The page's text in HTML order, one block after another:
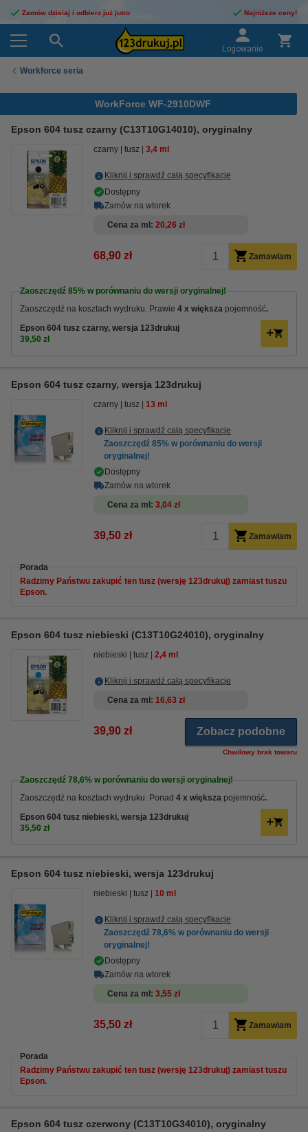
Zamów dzisiaj i odbierz już jutro Najniższe ceny!
Logowanie
Workforce seria
WorkForce WF-2910DWF
Epson 604 tusz czarny (C13T10G14010), oryginalny
czarny tusz 3,4 ml
Kliknij i sprawdź całą specyfikacje
Dostępny
Zamów na wtorek
Cena za ml
20,26 zł
68,90 zł Zamawiam
Zaoszczędź 85% w porównaniu do wersji oryginalnej!
Zaoszczędź na kosztach wydruku. Prawie 4 x większa pojemność.
Epson 604 tusz czarny, wersja 123drukuj
39,50 zł
Epson 604 tusz czarny, wersja 123drukuj
czarny tusz 13 ml
Kliknij i sprawdź całą specyfikacje
Zaoszczędź 85% w porównaniu do wersji
oryginalnej!
Dostępny
Zamów na wtorek
Cena za ml
3,04 zł
39,50 zł Zamawiam
Porada
Radzimy Państwu zakupić ten tusz (wersję 123drukuj) zamiast tuszu
Epson.
Epson 604 tusz niebieski (C13T10G24010), oryginalny
niebieski tusz 2,4 ml
Kliknij i sprawdź całą specyfikacje
Cena za ml
16,63 zł
39,90 zł Zobacz podobne
Chwilowy brak towaru
Zaoszczędź 78,6% w porównaniu do wersji oryginalnej!
Zaoszczędź na kosztach wydruku. Ponad 4 x większa pojemność.
Epson 604 tusz niebieski, wersja 123drukuj
35,50 zł
Epson 604 tusz niebieski, wersja 123drukuj
niebieski tusz 10 ml
Kliknij i sprawdź całą specyfikacje
Zaoszczędź 78,6% w porównaniu do wersji
oryginalnej!
Dostępny
Zamów na wtorek
Cena za ml
3,55 zł
35,50 zł Zamawiam
Porada
Radzimy Państwu zakupić ten tusz (wersję 123drukuj) zamiast tuszu
Epson.
Epson 604 tusz czerwony (C13T10G34010), oryginalny